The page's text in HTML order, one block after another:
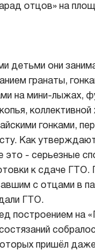
отцов» на
детьми они
гранаты,
на мини-лыжах,
гонками,
Как
это - серьезные
к сдаче ГТО.
с отцами в
ГТО.
построением на
пришёл